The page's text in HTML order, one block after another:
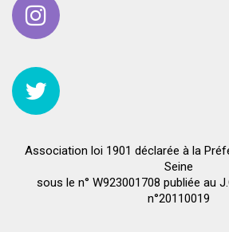
Association loi 1901 déclarée à la
Seine
sous le n° W923001708 publiée au
n°20110019